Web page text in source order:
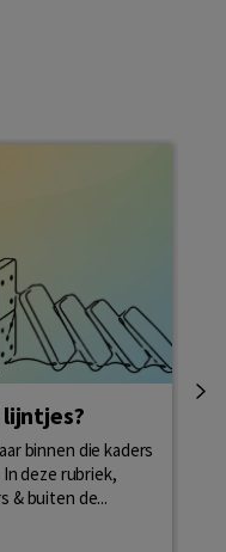
binnen die kaders
deze rubriek,
& buiten de...